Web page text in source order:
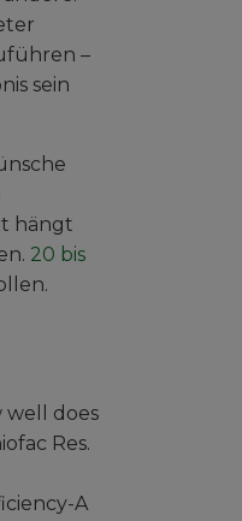
–
sein
hängt
20 bis
well does
Res.
A